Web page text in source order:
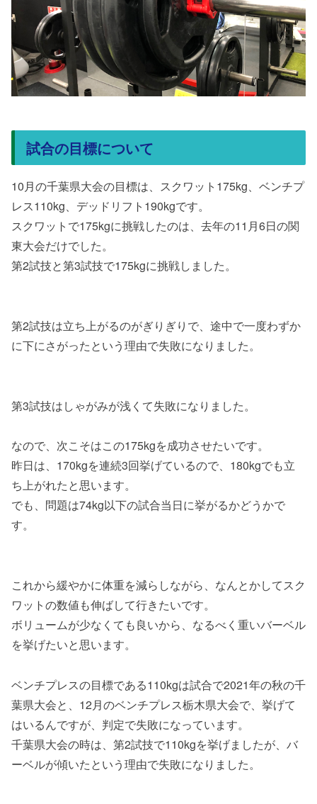
試合の目標について
10月の千葉県大会の目標は、スクワット175kg、ベンチプ
レス110kg、デッドリフト190kgです。
スクワットで175kgに挑戦したのは、去年の11月6日の関
東大会だけでした。
第2試技と第3試技で175kgに挑戦しました。
第2試技は立ち上がるのがぎりぎりで、途中で一度わずか
に下にさがったという理由で失敗になりました。
第3試技はしゃがみが浅くて失敗になりました。
なので、次こそはこの175kgを成功させたいです。
昨日は、170kgを連続3回挙げているので、180kgでも立
ち上がれたと思います。
でも、問題は74kg以下の試合当日に挙がるかどうかで
す。
これから緩やかに体重を減らしながら、なんとかしてスク
ワットの数値も伸ばして行きたいです。
ボリュームが少なくても良いから、なるべく重いバーベル
を挙げたいと思います。
ベンチプレスの目標である110kgは試合で2021年の秋の千
葉県大会と、12月のベンチプレス栃木県大会で、挙げて
はいるんですが、判定で失敗になっています。
千葉県大会の時は、第2試技で110kgを挙げましたが、バ
ーベルが傾いたという理由で失敗になりました。